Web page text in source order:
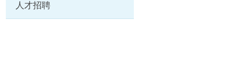
人才招聘